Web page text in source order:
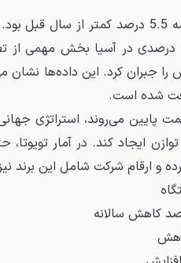
در ایالات متحده و کاهش 13.3 درصدی در آسیا
را جبران کرد. این داده‌ها
افت شده است.
پایین می‌روند، استراتژی
توازن ایجاد کند. در آمار
و ارقام شرکت شامل این برند